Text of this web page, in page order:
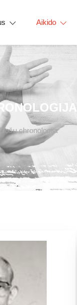
Aikido
Došu chronologija